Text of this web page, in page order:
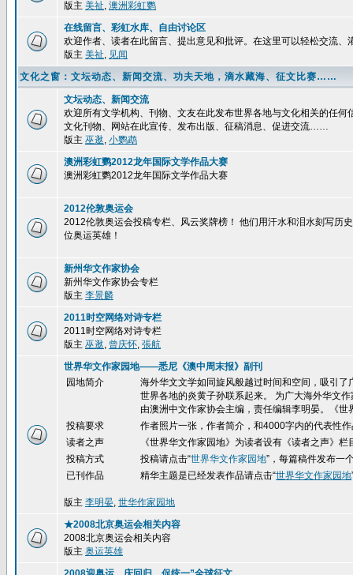
版主 美祉, 澳洲彩虹鹦
在线留言、彩虹水库、自由讨论区
欢迎作者、读者在此留言、提出意见和批评。在这里可以轻松交流
版主 美祉, 见闻
文化之窗：文坛动态、新闻交流、功夫天地，滴水藏海、征文比赛……
文坛动态、新闻交流
欢迎所有文学机构、刊物、文友在此发布世界各地与文化相关的任
文化刊物、网站在此宣传、发布出版、征稿消息、促进交流……
版主 巫逖, 小鹦鹉
澳洲彩虹鹦2012龙年国际文学作品大赛
澳洲彩虹鹦2012龙年国际文学作品大赛
2012伦敦奥运会
2012伦敦奥运会投稿专栏、风云奖牌榜！ 他们用汗水和泪水刻写历
位奥运英雄！
新州华文作家协会
新州华文作家协会专栏
版主 李景麟
2011时空网络对诗专栏
2011时空网络对诗专栏
版主 巫逖, 曾庆怀, 張航
世界华文作家园地——悉尼《澳中周末报》副刊
园地简介
海外华文文学如同旋风般越过时间和空间，吸引
世界各地的炎黄子孙联系起来。 为广大海外华文
由澳洲中文作家协会主编，责任编辑李明晏。《
投稿要求
作者照片一张，作者简介，和4000字内的代表性
读者之声
《世界华文作家园地》为读者设有《读者之声》
投稿方式
投稿请点击“世界华文作家园地”，每篇稿件发布一
已刊作品
精华主题是已经发表作品请点击“世界华文作家园地
版主 李明晏, 世华作家园地
★2008北京奥运会相关内容
2008北京奥运会相关内容
版主 奥运英雄